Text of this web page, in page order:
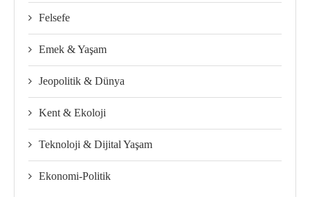
Felsefe
Emek & Yaşam
Jeopolitik & Dünya
Kent & Ekoloji
Teknoloji & Dijital Yaşam
Ekonomi-Politik